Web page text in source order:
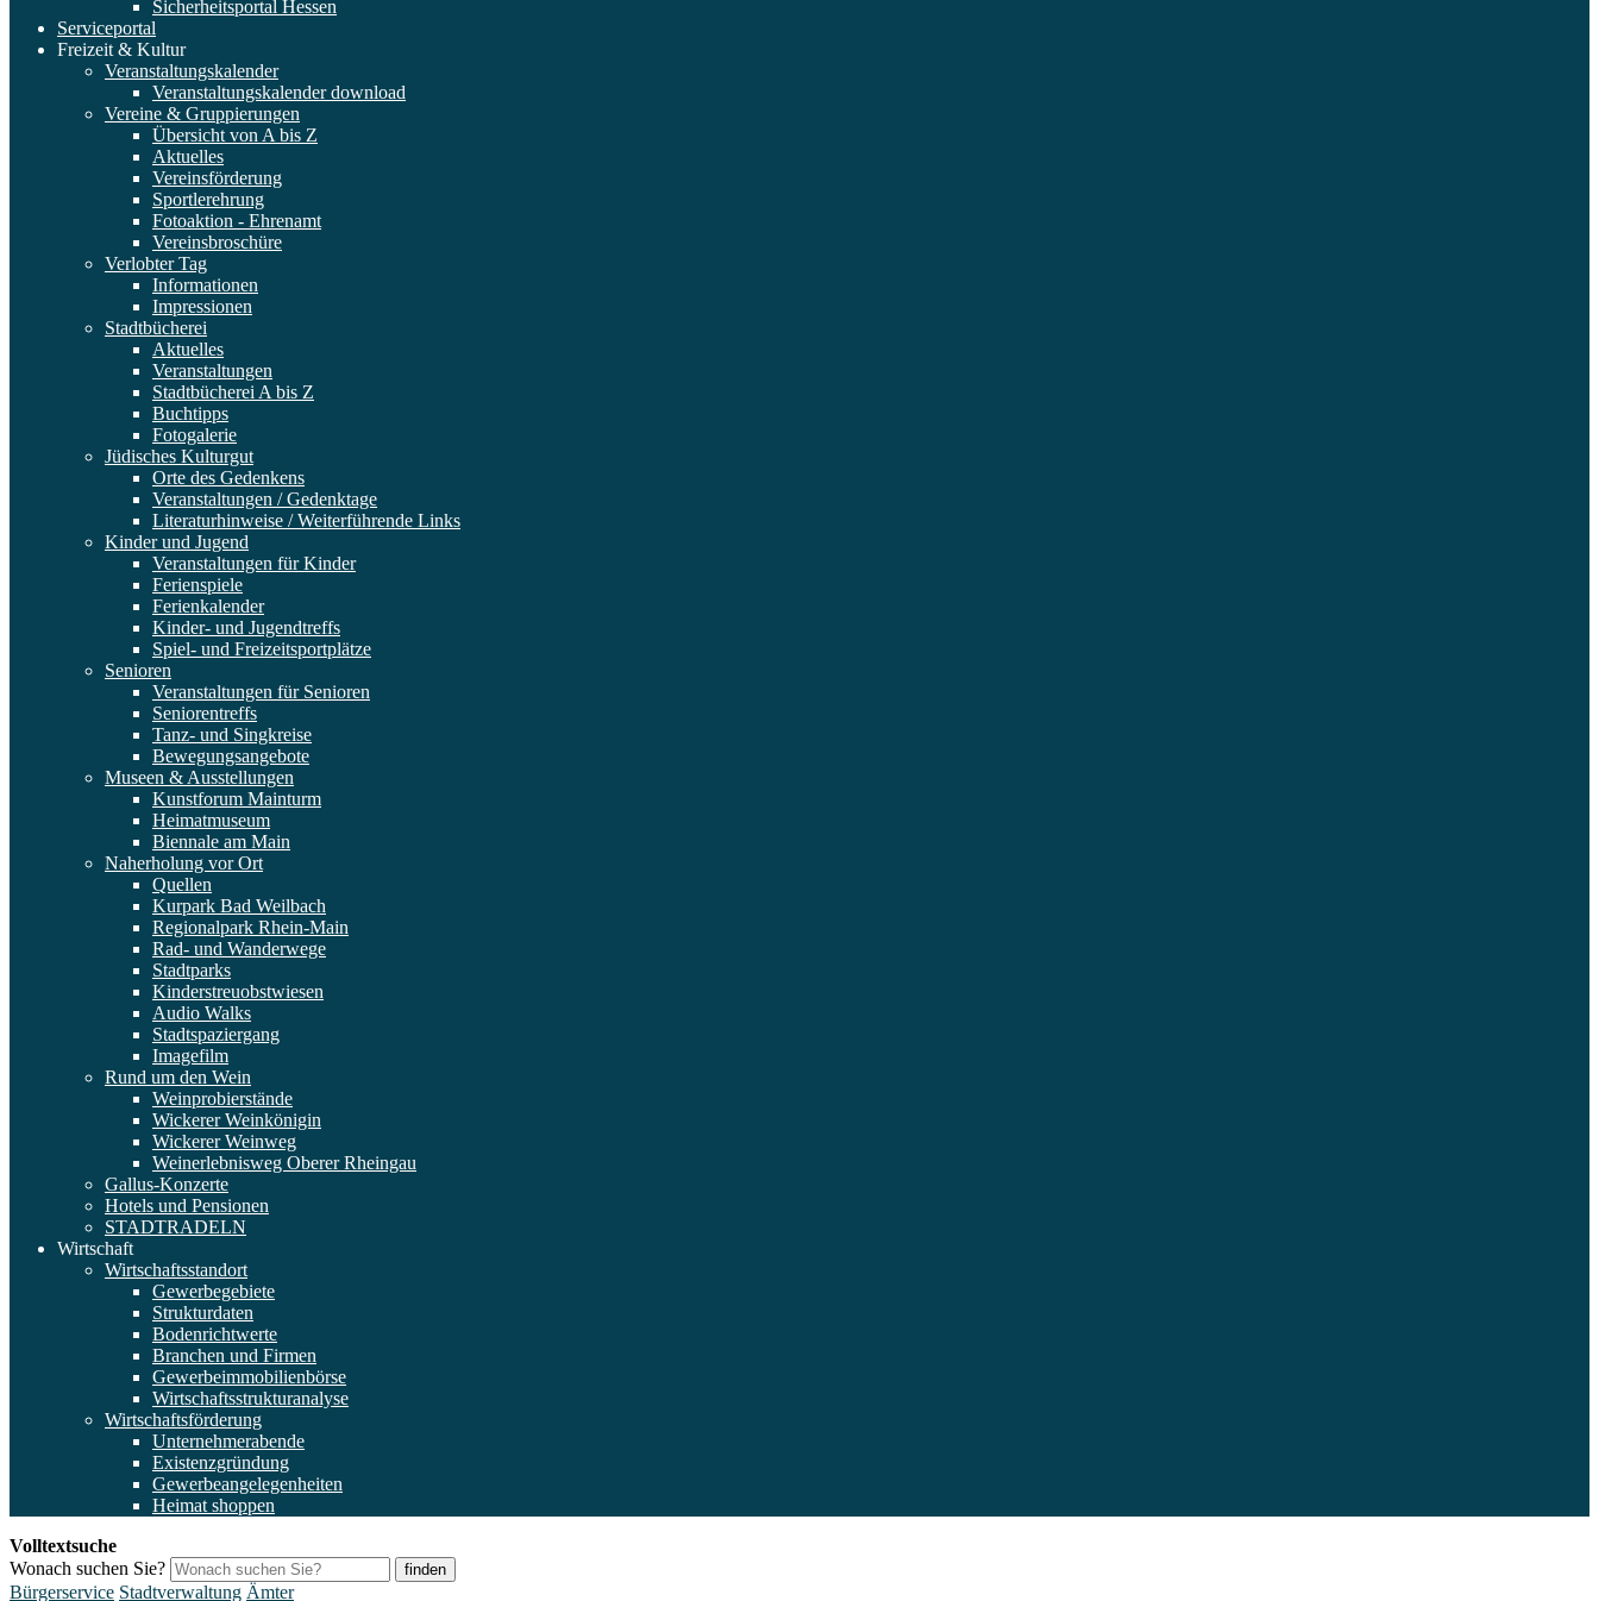
Sicherheitsportal Hessen
Serviceportal
Freizeit & Kultur
Veranstaltungskalender
Veranstaltungskalender download
Vereine & Gruppierungen
Übersicht von A bis Z
Aktuelles
Vereinsförderung
Sportlerehrung
Fotoaktion - Ehrenamt
Vereinsbroschüre
Verlobter Tag
Informationen
Impressionen
Stadtbücherei
Aktuelles
Veranstaltungen
Stadtbücherei A bis Z
Buchtipps
Fotogalerie
Jüdisches Kulturgut
Orte des Gedenkens
Veranstaltungen / Gedenktage
Literaturhinweise / Weiterführende Links
Kinder und Jugend
Veranstaltungen für Kinder
Ferienspiele
Ferienkalender
Kinder- und Jugendtreffs
Spiel- und Freizeitsportplätze
Senioren
Veranstaltungen für Senioren
Seniorentreffs
Tanz- und Singkreise
Bewegungsangebote
Museen & Ausstellungen
Kunstforum Mainturm
Heimatmuseum
Biennale am Main
Naherholung vor Ort
Quellen
Kurpark Bad Weilbach
Regionalpark Rhein-Main
Rad- und Wanderwege
Stadtparks
Kinderstreuobstwiesen
Audio Walks
Stadtspaziergang
Imagefilm
Rund um den Wein
Weinprobierstände
Wickerer Weinkönigin
Wickerer Weinweg
Weinerlebnisweg Oberer Rheingau
Gallus-Konzerte
Hotels und Pensionen
STADTRADELN
Wirtschaft
Wirtschaftsstandort
Gewerbegebiete
Strukturdaten
Bodenrichtwerte
Branchen und Firmen
Gewerbeimmobilienbörse
Wirtschaftsstrukturanalyse
Wirtschaftsförderung
Unternehmerabende
Existenzgründung
Gewerbeangelegenheiten
Heimat shoppen
Volltextsuche
Wonach suchen Sie?
finden
Bürgerservice Stadtverwaltung Ämter